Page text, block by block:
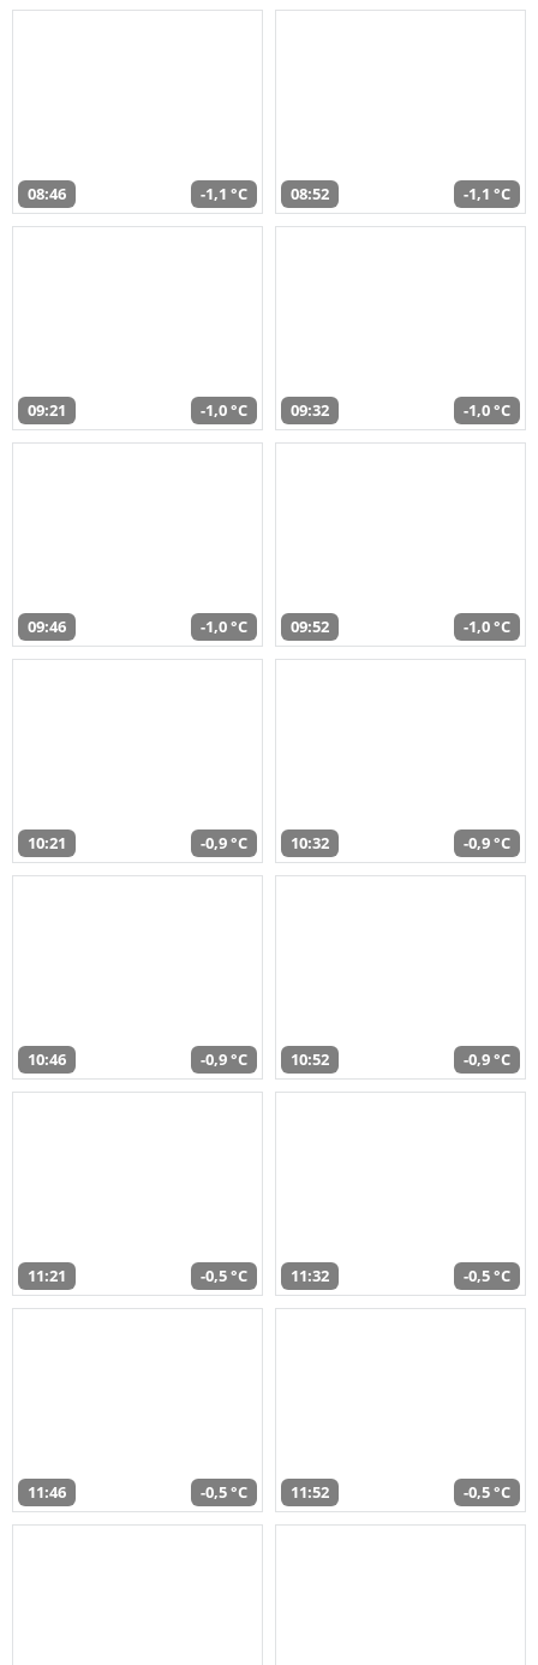
08:46 -1,1 °C 08:52 -1,1 °C
09:21 -1,0 °C 09:32 -1,0 °C
09:46 -1,0 °C 09:52 -1,0 °C
10:21 -0,9 °C 10:32 -0,9 °C
10:46 -0,9 °C 10:52 -0,9 °C
11:21 -0,5 °C 11:32 -0,5 °C
11:46 -0,5 °C 11:52 -0,5 °C